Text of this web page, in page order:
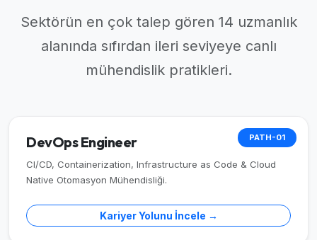
Sektörün en çok talep gören 14 uzmanlık
alanında sıfırdan ileri seviyeye canlı
mühendislik pratikleri.
PATH-01
DevOps Engineer
CI/CD, Containerization, Infrastructure as Code & Cloud
Native Otomasyon Mühendisliği.
Kariyer Yolunu İncele →